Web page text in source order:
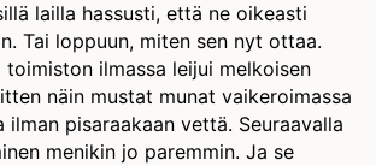
lailla hassusti, että ne oikeasti
Tai loppuun, miten sen nyt ottaa.
toimiston ilmassa leijui melkoisen
näin mustat munat vaikeroimassa
ilman pisaraakaan vettä. Seuraavalla
menikin jo paremmin. Ja se